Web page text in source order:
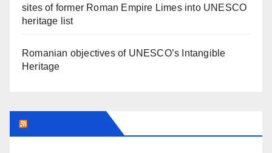
sites of former Roman Empire Limes into UNESCO
heritage list
Romanian objectives of UNESCO’s Intangible
Heritage